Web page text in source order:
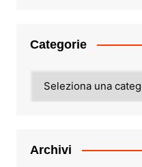
Categorie
Archivi